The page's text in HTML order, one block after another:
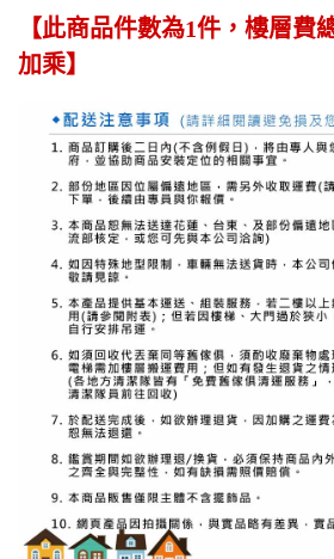
【此商品件數為1件，樓層費
加乘】